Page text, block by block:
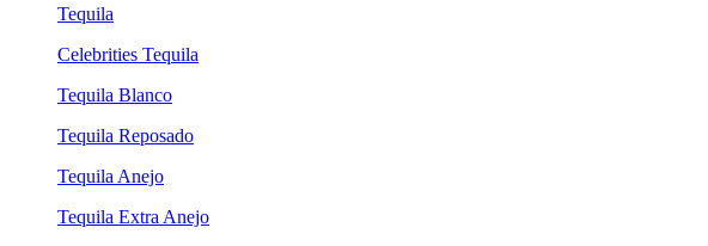
Tequila
Celebrities Tequila
Tequila Blanco
Tequila Reposado
Tequila Anejo
Tequila Extra Anejo